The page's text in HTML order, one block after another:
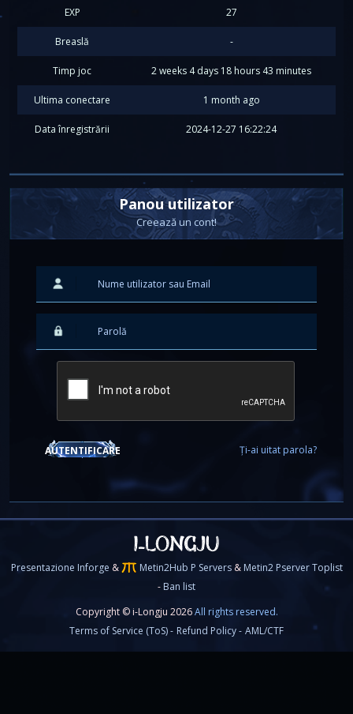
Panou utilizator
Creează un cont!
AUTENTIFICARE Ți-ai uitat parola?
EXP 27
Breaslă -
Timp joc 2 weeks 4 days 18 hours 43 minutes
Ultima conectare 1 month ago
Data înregistrării 2024-12-27 16:22:24
Copyright © i-Longju 2026All rights reserved.
Terms of Service (ToS) - Refund Policy - AML/CTF
Presentazione Inforge & Metin2Hub P Servers & Metin2 Pserver Toplist
- Ban list